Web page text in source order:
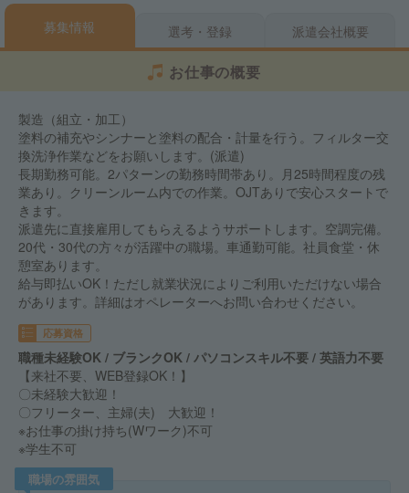
募集情報 選考・登録 派遣会社概要
お仕事の概要
製造（組立・加工）
塗料の補充やシンナーと塗料の配合・計量を行う。フィルター交
換洗浄作業などをお願いします。(派遣)
長期勤務可能。2パターンの勤務時間帯あり。月25時間程度の残
業あり。クリーンルーム内での作業。OJTありで安心スタートで
きます。
派遣先に直接雇用してもらえるようサポートします。空調完備。
20代・30代の方々が活躍中の職場。車通勤可能。社員食堂・休
憩室あります。
給与即払いOK！ただし就業状況によりご利用いただけない場合
があります。詳細はオペレーターへお問い合わせください。
応募資格
職種未経験OK / ブランクOK / パソコンスキル不要 / 英語力不要
【来社不要、WEB登録OK！】
〇未経験大歓迎！
〇フリーター、主婦(夫) 大歓迎！
※お仕事の掛け持ち(Wワーク)不可
※学生不可
職場の雰囲気